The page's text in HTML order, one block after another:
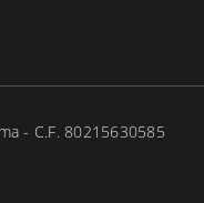
- C.F. 80215630585